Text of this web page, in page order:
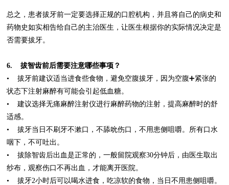
总之，患者拔牙前一定要选择正规的口腔机构，并且将自己的病史和
药物史如实相告给自己的主治医生，让医生根据你的实际情况决定是
否需要拔牙。
6. 拔智齿前后需要注意哪些事项？
• 拔牙前建议适当进食些食物，避免空腹拔牙，因为空腹➕紧张的
状态下注射麻醉有可能会引起低血糖。
• 建议选择无痛麻醉注射仪进行麻醉药物的注射，提高麻醉时的舒
适感。
• 拔牙当日不刷牙不漱口，不舔吮伤口，不用患侧咀嚼。所有口水
咽下，不可吐出。
• 拔除智齿后出血是正常的，一般留院观察30分钟后，由医生取出
纱布，观察伤口不再出血，才能离开医院。
• 拔牙2小时后可以喝水进食，吃凉软的食物，当日不用患侧咀嚼。